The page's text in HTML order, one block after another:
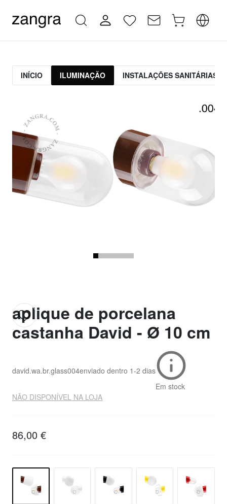
INÍCIO ILUMINAÇÃO INSTALAÇÕES SANITÁRIAS
aplique de porcelana
castanha David - Ø 10 cm
david.wa.br.glass004enviado dentro 1-2 dias
Em stock
NÃO DISPONÍVEL NA LOJA
86,00 €